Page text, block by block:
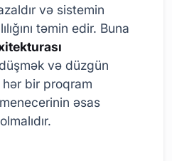
və sistemin
təmin edir. Buna
və düzgün
bir proqram
əsas